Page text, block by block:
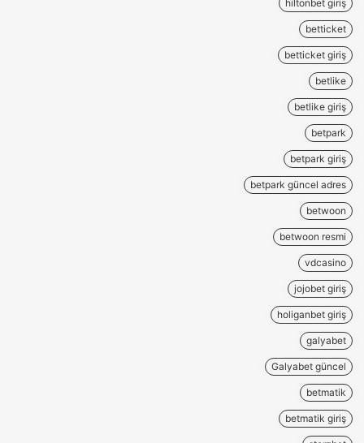
hiltonbet giriş
betticket
betticket giriş
betlike
betlike giriş
betpark
betpark giriş
betpark güncel adres
betwoon
betwoon resmi
vdcasino
jojobet giriş
holiganbet giriş
galyabet
Galyabet güncel
betmatik
betmatik giriş